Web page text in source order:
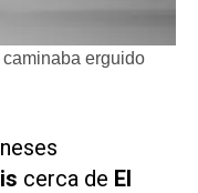
erguido
cerca de El